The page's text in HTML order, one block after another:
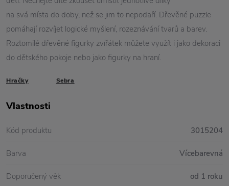
na svá místa do doby, než se jim to nepodaří. Dřevěné puzzle
pomáhají rozvíjet logické myšlení, rozeznávání tvarů a barev.
Roztomilé dřevěné figurky zvířátek můžete využít i jako dekoraci
do dětského pokoje nebo jako figurky na hraní.
Hračky Sebra
Vlastnosti
Kód produktu 3015204
Barva Vícebarevná
Doporučený věk od 1 roku